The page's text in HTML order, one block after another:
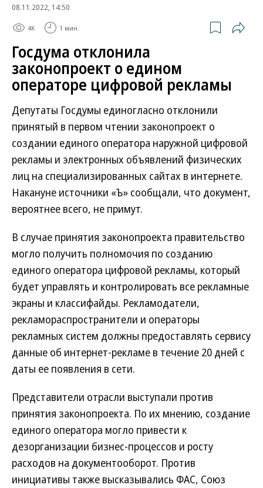
08.11.2022, 14:50
4K 1 мин.
Госдума отклонила
законопроект о едином
операторе цифровой рекламы
Депутаты Госдумы единогласно отклонили
принятый в первом чтении законопроект о
создании единого оператора наружной цифровой
рекламы и электронных объявлений физических
лиц на специализированных сайтах в интернете.
Накануне источники «Ъ» сообщали, что документ,
вероятнее всего, не примут.
В случае принятия законопроекта правительство
могло получить полномочия по созданию
единого оператора цифровой рекламы, который
будет управлять и контролировать все рекламные
экраны и классифайды. Рекламодатели,
рекламораспространители и операторы
рекламных систем должны предоставлять сервису
данные об интернет-рекламе в течение 20 дней с
даты ее появления в сети.
Представители отрасли выступали против
принятия законопроекта. По их мнению, создание
единого оператора могло привести к
дезорганизации бизнес-процессов и росту
расходов на документооборот. Против
инициативы также высказывались ФАС, Союз